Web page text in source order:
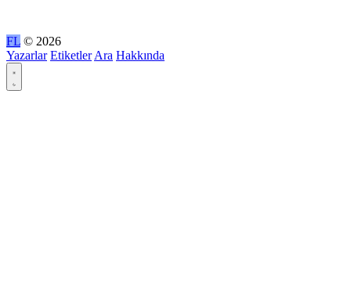
FL © 2026
Yazarlar Etiketler Ara Hakkında